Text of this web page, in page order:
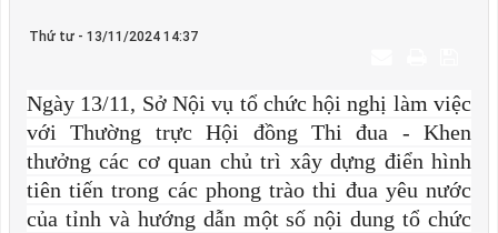
Thứ tư - 13/11/2024 14:37
Ngày 13/11, Sở Nội vụ tổ chức hội nghị làm việc
với Thường trực Hội đồng Thi đua - Khen
thưởng các cơ quan chủ trì xây dựng điển hình
tiên tiến trong các phong trào thi đua yêu nước
của tỉnh và hướng dẫn một số nội dung tổ chức